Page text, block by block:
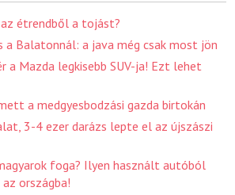
étrendből a tojást?
a Balatonnál: a java még csak most jön
a Mazda legkisebb SUV-ja! Ezt lehet
a medgyesbodzási gazda birtokán
3-4 ezer darázs lepte el az újszászi
foga? Ilyen használt autóból
országba!